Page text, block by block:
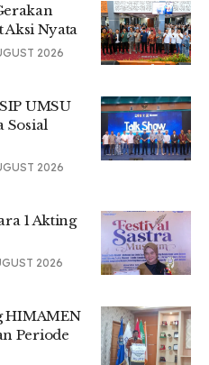
hal – hal yang perlu
program ini nantinya.
diperhatikan, pertama untuk
bahas daily activitiesnya,
briefing, jalankan tugas
dengan baik, jangan
Aksi Nyata
2026
UMSU
Sosial
2026
1 Akting
2026
HIMAMEN
Periode